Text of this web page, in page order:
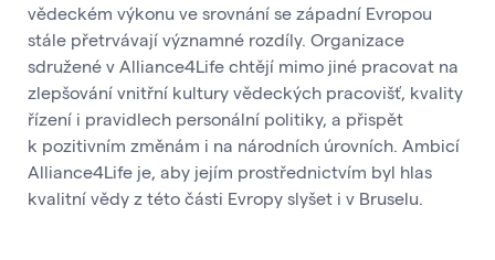
vědeckém výkonu ve srovnání se západní Evropou
stále přetrvávají významné rozdíly. Organizace
sdružené v Alliance4Life chtějí mimo jiné pracovat na
zlepšování vnitřní kultury vědeckých pracovišť, kvality
řízení i pravidlech personální politiky, a přispět
k pozitivním změnám i na národních úrovních. Ambicí
Alliance4Life je, aby jejím prostřednictvím byl hlas
kvalitní vědy z této části Evropy slyšet i v Bruselu.